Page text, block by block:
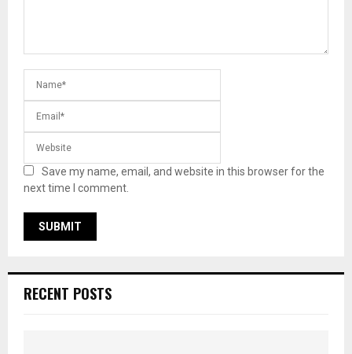
Save my name, email, and website in this browser for the
next time I comment.
RECENT POSTS